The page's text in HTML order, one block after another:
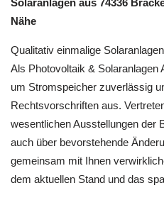
Solaranlagen aus 74336
Nähe
Qualitativ einmalige
Als Photovoltaik & Solaranlagen
um Stromspeicher zuverlässig
Rechtsvorschriften aus.
wesentlichen Ausstellungen der
auch über bevorstehende
gemeinsam mit Ihnen
dem aktuellen Stand und das